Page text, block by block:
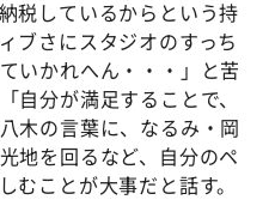
税しているからという持
ブさにスタジオのすっち
いかれへん・・・」と苦
自分が満足することで、
木の言葉に、なるみ・岡
地を回るなど、自分のペ
むことが大事だと話す。